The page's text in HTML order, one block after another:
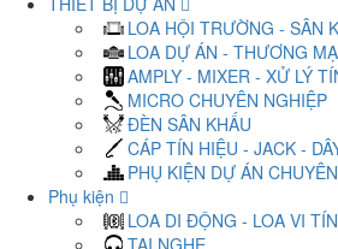
LOA HỘI TRƯỜNG - SÂN
LOA DỰ ÁN - THƯƠNG
AMPLY - MIXER - XỬ LÝ
MICRO CHUYÊN NGHIỆP
ĐÈN SÂN KHẤU
CÁP TÍN HIỆU - JACK -
PHỤ KIỆN DỰ ÁN
Phụ kiện
LOA DI ĐỘNG - LOA VI
TAI NGHE